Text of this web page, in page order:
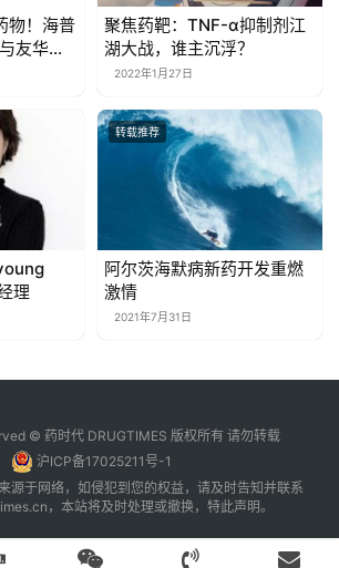
物！海普
友华生
物
聚焦药靶：TNF-α抑制剂江
湖大战，谁主沉浮？
2022年1月27日
理
转载推荐
阿尔茨海默病新药开发重燃
激情
2021年7月31日
© 药时代 DRUGTIMES 版权所有 请勿转载
沪ICP备17025211号-1
源于网络，如侵犯到您的权益，请及时告知并联系
，本站将及时处理或撤换，特此声明。